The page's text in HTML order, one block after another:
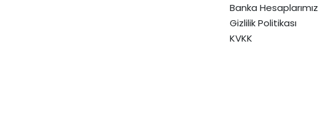
Banka Hesaplarımız
Gizlilik Politikası
KVKK